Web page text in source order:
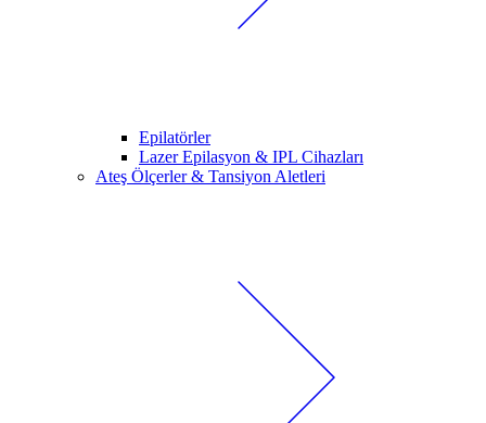
Epilatörler
Lazer Epilasyon & IPL Cihazları
Ateş Ölçerler & Tansiyon Aletleri